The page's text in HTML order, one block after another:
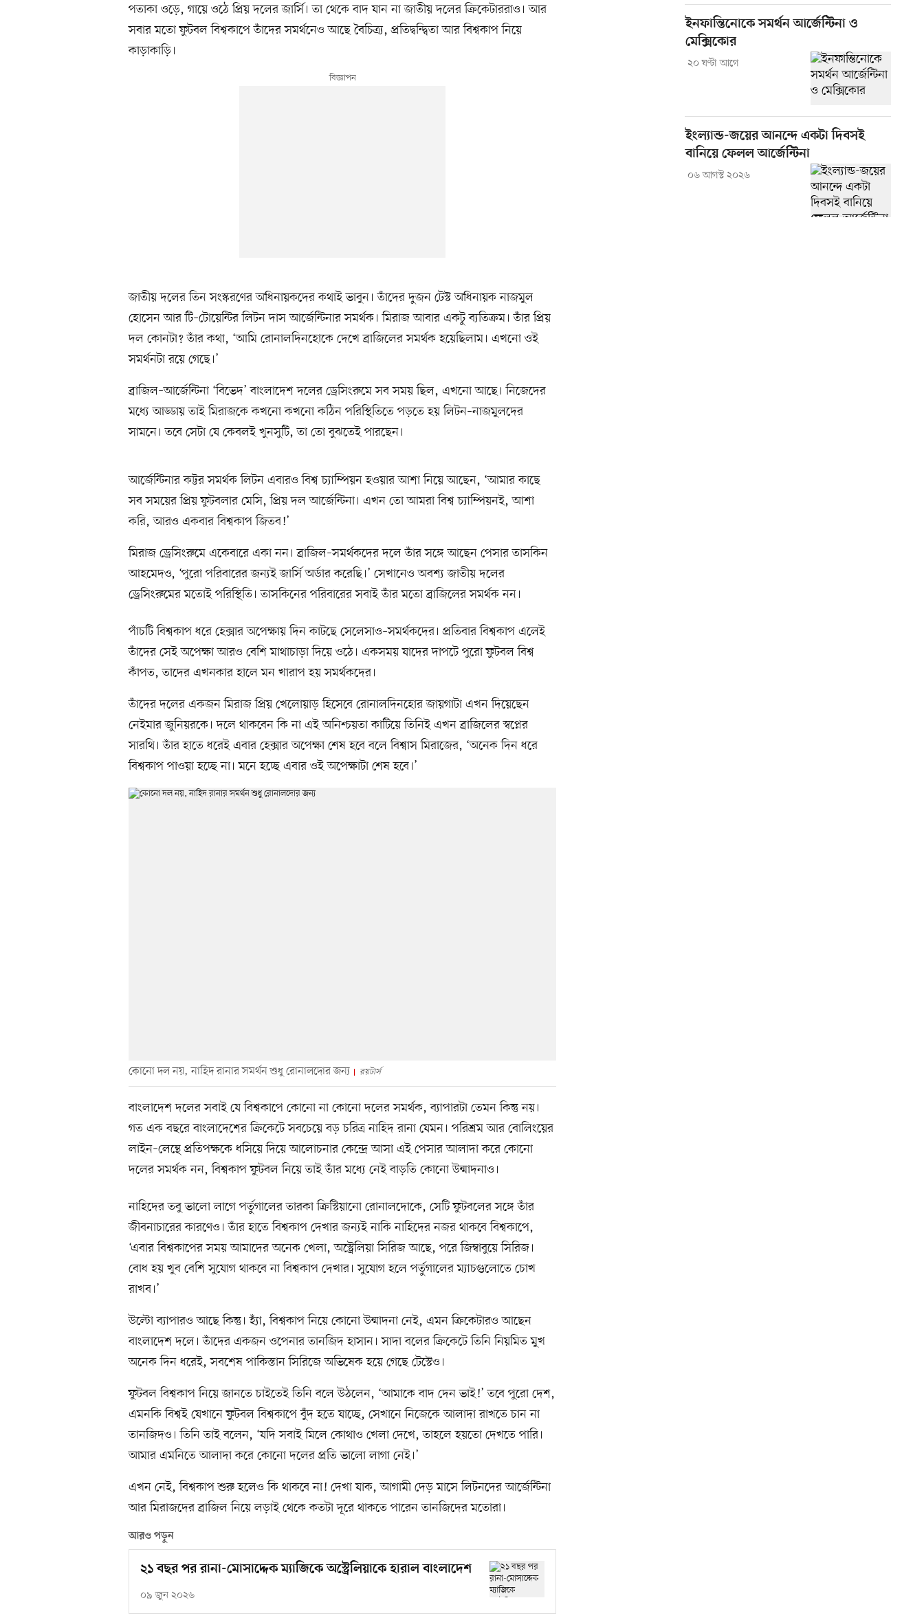
পতাকা ওড়ে, গায়ে ওঠে প্রিয় দলের জার্সি। তা থেকে বাদ যান না জাতীয় দলের ক্রিকেটাররাও। আর
সবার মতো ফুটবল বিশ্বকাপে তাঁদের সমর্থনেও আছে বৈচিত্র্য, প্রতিদ্বন্দ্বিতা আর বিশ্বকাপ নিয়ে
কাড়াকাড়ি।
জাতীয় দলের তিন সংস্করণের অধিনায়কদের কথাই ভাবুন। তাঁদের দুজন টেস্ট অধিনায়ক নাজমুল
হোসেন আর টি–টোয়েন্টির লিটন দাস আর্জেন্টিনার সমর্থক। মিরাজ আবার একটু ব্যতিক্রম। তাঁর প্রিয়
দল কোনটা? তাঁর কথা, ‘আমি রোনালদিনহোকে দেখে ব্রাজিলের সমর্থক হয়েছিলাম। এখনো ওই
সমর্থনটা রয়ে গেছে।’
ব্রাজিল–আর্জেন্টিনা ‘বিভেদ’ বাংলাদেশ দলের ড্রেসিংরুমে সব সময় ছিল, এখনো আছে। নিজেদের
মধ্যে আড্ডায় তাই মিরাজকে কখনো কখনো কঠিন পরিস্থিতিতে পড়তে হয় লিটন–নাজমুলদের
সামনে। তবে সেটা যে কেবলই খুনসুটি, তা তো বুঝতেই পারছেন।
আর্জেন্টিনার কট্টর সমর্থক লিটন এবারও বিশ্ব চ্যাম্পিয়ন হওয়ার আশা নিয়ে আছেন, ‘আমার কাছে
সব সময়ের প্রিয় ফুটবলার মেসি, প্রিয় দল আর্জেন্টিনা। এখন তো আমরা বিশ্ব চ্যাম্পিয়নই, আশা
করি, আরও একবার বিশ্বকাপ জিতব!’
মিরাজ ড্রেসিংরুমে একেবারে একা নন। ব্রাজিল–সমর্থকদের দলে তাঁর সঙ্গে আছেন পেসার তাসকিন
আহমেদও, ‘পুরো পরিবারের জন্যই জার্সি অর্ডার করেছি।’ সেখানেও অবশ্য জাতীয় দলের
ড্রেসিংরুমের মতোই পরিস্থিতি। তাসকিনের পরিবারের সবাই তাঁর মতো ব্রাজিলের সমর্থক নন।
পাঁচটি বিশ্বকাপ ধরে হেক্সার অপেক্ষায় দিন কাটছে সেলেসাও–সমর্থকদের। প্রতিবার বিশ্বকাপ এলেই
তাঁদের সেই অপেক্ষা আরও বেশি মাথাচাড়া দিয়ে ওঠে। একসময় যাদের দাপটে পুরো ফুটবল বিশ্ব
কাঁপত, তাদের এখনকার হালে মন খারাপ হয় সমর্থকদের।
তাঁদের দলের একজন মিরাজ প্রিয় খেলোয়াড় হিসেবে রোনালদিনহোর জায়গাটা এখন দিয়েছেন
নেইমার জুনিয়রকে। দলে থাকবেন কি না এই অনিশ্চয়তা কাটিয়ে তিনিই এখন ব্রাজিলের স্বপ্নের
সারথি। তাঁর হাতে ধরেই এবার হেক্সার অপেক্ষা শেষ হবে বলে বিশ্বাস মিরাজের, ‘অনেক দিন ধরে
বিশ্বকাপ পাওয়া হচ্ছে না। মনে হচ্ছে এবার ওই অপেক্ষাটা শেষ হবে।’
কোনো দল নয়, নাহিদ রানার সমর্থন শুধু রোনালদোর জন্য রয়টার্স
বাংলাদেশ দলের সবাই যে বিশ্বকাপে কোনো না কোনো দলের সমর্থক, ব্যাপারটা তেমন কিন্তু নয়।
গত এক বছরে বাংলাদেশের ক্রিকেটে সবচেয়ে বড় চরিত্র নাহিদ রানা যেমন। পরিশ্রম আর বোলিংয়ের
লাইন–লেন্থে প্রতিপক্ষকে ধসিয়ে দিয়ে আলোচনার কেন্দ্রে আসা এই পেসার আলাদা করে কোনো
দলের সমর্থক নন, বিশ্বকাপ ফুটবল নিয়ে তাই তাঁর মধ্যে নেই বাড়তি কোনো উন্মাদনাও।
নাহিদের তবু ভালো লাগে পর্তুগালের তারকা ক্রিস্টিয়ানো রোনালদোকে, সেটি ফুটবলের সঙ্গে তাঁর
জীবনাচারের কারণেও। তাঁর হাতে বিশ্বকাপ দেখার জন্যই নাকি নাহিদের নজর থাকবে বিশ্বকাপে,
‘এবার বিশ্বকাপের সময় আমাদের অনেক খেলা, অস্ট্রেলিয়া সিরিজ আছে, পরে জিম্বাবুয়ে সিরিজ।
বোধ হয় খুব বেশি সুযোগ থাকবে না বিশ্বকাপ দেখার। সুযোগ হলে পর্তুগালের ম্যাচগুলোতে চোখ
রাখব।’
উল্টো ব্যাপারও আছে কিন্তু। হ্যাঁ, বিশ্বকাপ নিয়ে কোনো উন্মাদনা নেই, এমন ক্রিকেটারও আছেন
বাংলাদেশ দলে। তাঁদের একজন ওপেনার তানজিদ হাসান। সাদা বলের ক্রিকেটে তিনি নিয়মিত মুখ
অনেক দিন ধরেই, সবশেষ পাকিস্তান সিরিজে অভিষেক হয়ে গেছে টেস্টেও।
ফুটবল বিশ্বকাপ নিয়ে জানতে চাইতেই তিনি বলে উঠলেন, ‘আমাকে বাদ দেন ভাই!’ তবে পুরো দেশ,
এমনকি বিশ্বই যেখানে ফুটবল বিশ্বকাপে বুঁদ হতে যাচ্ছে, সেখানে নিজেকে আলাদা রাখতে চান না
তানজিদও। তিনি তাই বলেন, ‘যদি সবাই মিলে কোথাও খেলা দেখে, তাহলে হয়তো দেখতে পারি।
আমার এমনিতে আলাদা করে কোনো দলের প্রতি ভালো লাগা নেই।’
এখন নেই, বিশ্বকাপ শুরু হলেও কি থাকবে না! দেখা যাক, আগামী দেড় মাসে লিটনদের আর্জেন্টিনা
আর মিরাজদের ব্রাজিল নিয়ে লড়াই থেকে কতটা দূরে থাকতে পারেন তানজিদের মতোরা।
আরও পড়ুন
২১ বছর পর রানা-মোসাদ্দেক ম্যাজিকে অস্ট্রেলিয়াকে হারাল বাংলাদেশ
০৯ জুন ২০২৬
ইনফান্তিনোকে সমর্থন আর্জেন্টিনা ও
মেক্সিকোর
২০ ঘণ্টা আগে
ইংল্যান্ড-জয়ের আনন্দে একটা দিবসই
বানিয়ে ফেলল আর্জেন্টিনা
০৬ আগস্ট ২০২৬